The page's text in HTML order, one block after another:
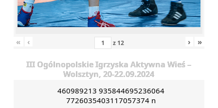
« ‹ z 12 › »
III Ogólnopolskie Igrzyska Aktywna Wieś –
Wolsztyn, 20-22.09.2024
460989213 935844695236064
7726035403117057374 n